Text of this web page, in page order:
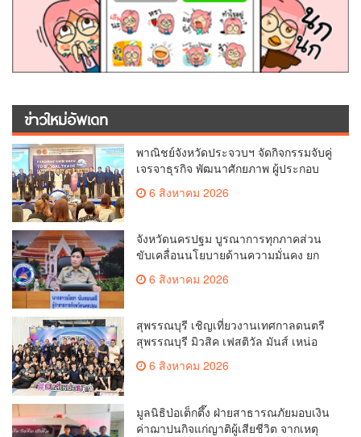
ข่าวใหม่อัพเดท
พาณิชย์จังหวัดประจวบฯ จัดกิจกรรมจับคู่
เจรจาธุรกิจ พัฒนาศักยภาพ ผู้ประกอบ
ระหว่างประเทศ
6 สิงหาคม 2026
จังหวัดนครปฐม บูรณาการทุกภาคส่วน
ขับเคลื่อนนโยบายด้านความมั่นคง ยก
เทคโนโลยี
6 สิงหาคม 2026
สุพรรณบุรี เชิญเที่ยวงานเทศกาลดนตรี
สุพรรณบุรี มิวสิค เฟสติวัล มันส์ เหน่อ
มาก6 สิงหาคม 2026
มูลนิธิป่อเต็กตึ๊ง ฝ่ายสาธารณภัยมอบเงิน
ค่าฌาปนกิจแก่ญาติผู้เสียชีวิต จากเหตุ